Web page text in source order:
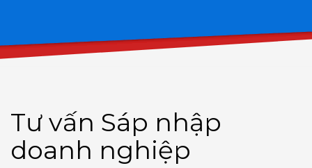
Tư vấn Sáp nhập
doanh nghiệp